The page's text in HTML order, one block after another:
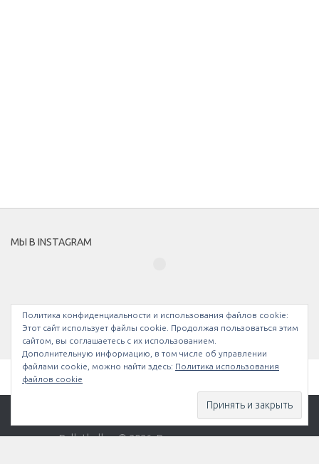
МЫ В INSTAGRAM
Bullethell.ru © 2026. Все права защищены.
Политика конфиденциальности и использования файлов сookie:
Этот сайт использует файлы cookie. Продолжая пользоваться этим
сайтом, вы соглашаетесь с их использованием.
Дополнительную информацию, в том числе об управлении
файлами cookie, можно найти здесь: Политика использования
файлов cookie